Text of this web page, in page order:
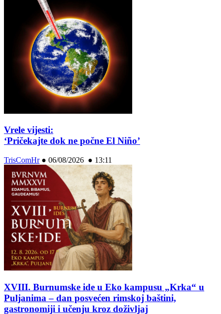
Vrele vijesti:
‘Pričekajte dok ne počne El Niño’
TrisComHr● 06/08/2026 ● 13:11
XVIII. Burnumske ide u Eko kampusu „Krka“ u
Puljanima – dan posvećen rimskoj baštini,
gastronomiji i učenju kroz doživljaj